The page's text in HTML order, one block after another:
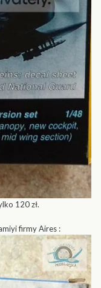
120 zł.
firmy Aires :